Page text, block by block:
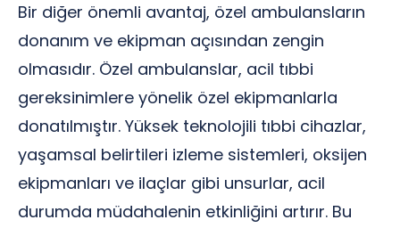
Bir diğer önemli avantaj, özel ambulansların
donanım ve ekipman açısından zengin
olmasıdır. Özel ambulanslar, acil tıbbi
gereksinimlere yönelik özel ekipmanlarla
donatılmıştır. Yüksek teknolojili tıbbi cihazlar,
yaşamsal belirtileri izleme sistemleri, oksijen
ekipmanları ve ilaçlar gibi unsurlar, acil
durumda müdahalenin etkinliğini artırır. Bu